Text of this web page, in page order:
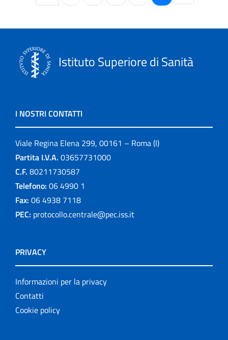
Istituto Superiore di Sanità
I NOSTRI CONTATTI
Viale Regina Elena 299, 00161 – Roma (I)
Partita I.V.A. 03657731000
C.F. 80211730587
Telefono: 06 4990 1
Fax: 06 4938 7118
PEC: protocollo.centrale@pec.iss.it
PRIVACY
Informazioni per la privacy
Contatti
Cookie policy